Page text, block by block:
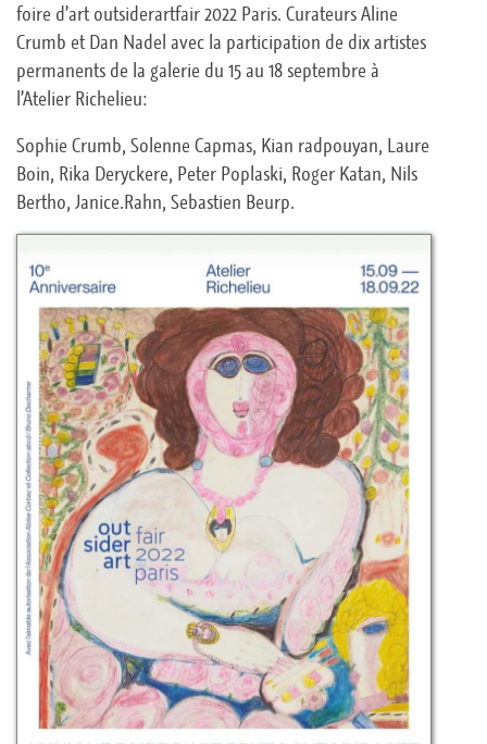
foire d’art outsiderartfair 2022 Paris. Curateurs Aline
Crumb et Dan Nadel avec la participation de dix artistes
permanents de la galerie du 15 au 18 septembre à
l’Atelier Richelieu:
Sophie Crumb, Solenne Capmas, Kian radpouyan, Laure
Boin, Rika Deryckere, Peter Poplaski, Roger Katan, Nils
Bertho, Janice.Rahn, Sebastien Beurp.